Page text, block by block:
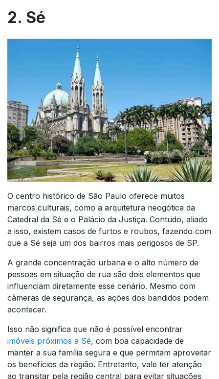
2. Sé
O centro histórico de São Paulo oferece muitos
marcos culturais, como a arquitetura neogótica da
Catedral da Sé e o Palácio da Justiça. Contudo, aliado
a isso, existem casos de furtos e roubos, fazendo com
que a Sé seja um dos bairros mais perigosos de SP.
A grande concentração urbana e o alto número de
pessoas em situação de rua são dois elementos que
influenciam diretamente esse cenário. Mesmo com
câmeras de segurança, as ações dos bandidos podem
acontecer.
Isso não significa que não é possível encontrar
imóveis próximos a Sé, com boa capacidade de
manter a sua família segura e que permitam aproveitar
os benefícios da região. Entretanto, vale ter atenção
ao transitar pela região central para evitar situações